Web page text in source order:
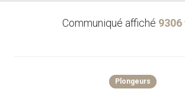
Communiqué affiché
Plongeurs